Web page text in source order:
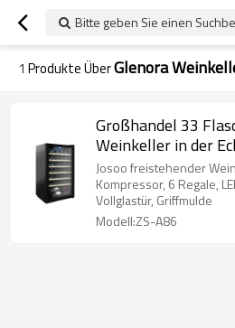
Bitte geben Sie einen
1 Produkte ÜberGlenora
Großhandel 33
Weinkeller in der
Weinlagerung mit
Vollglastür
Josoo freistehender
Kompressor, 6 Regale,
Vollglastür, Griffmulde
Modell:ZS-A86